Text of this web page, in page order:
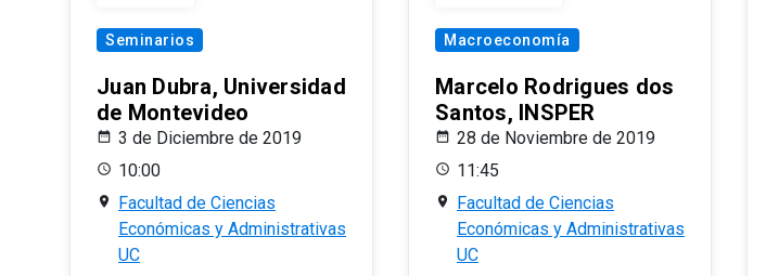
Seminarios
Juan Dubra, Universidad
de Montevideo
3 de Diciembre de 2019
10:00
Facultad de Ciencias
Económicas y Administrativas
UC
Macroeconomía
Marcelo Rodrigues dos
Santos, INSPER
28 de Noviembre de 2019
11:45
Facultad de Ciencias
Económicas y Administrativas
UC